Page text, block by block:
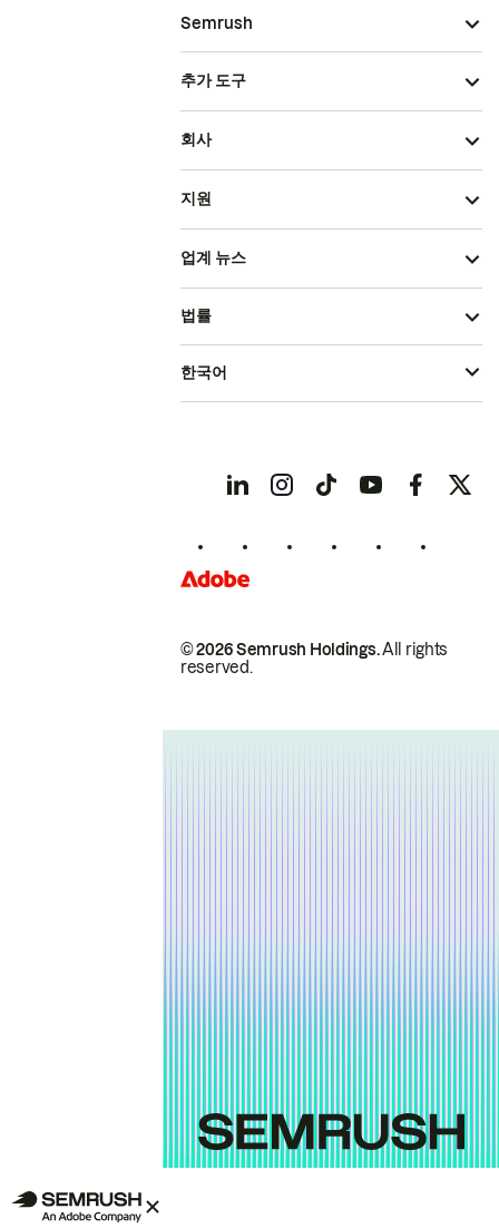
Semrush
추가 도구
회사
지원
업계 뉴스
© 2026 Semrush Holdings.All rights
reserved.
법률
한국어